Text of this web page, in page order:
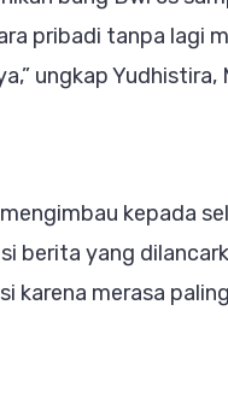
pribadi tanpa lagi
ungkap
kepada
berita yang
karena merasa